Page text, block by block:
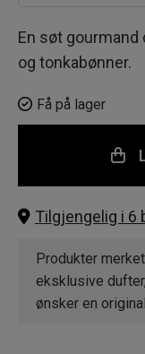
En søt gourmand
og tonkabønner.
Få på lager
Tilgjengelig i 6
Produkter
eksklusive
ønsker en